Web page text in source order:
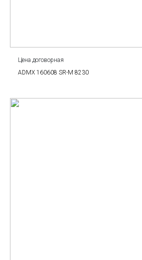
Цена договорная
ADMX 160608 SR-M 8230